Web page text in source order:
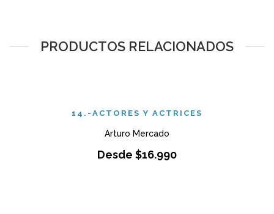
PRODUCTOS RELACIONADOS
14.-ACTORES Y ACTRICES
Arturo Mercado
Desde $16.990